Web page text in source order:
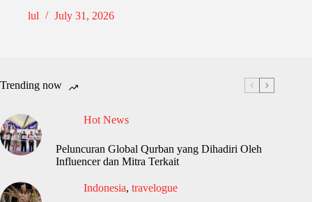
lul
July 31, 2026
Trending now
Hot News
Peluncuran Global Qurban yang Dihadiri Oleh
Influencer dan Mitra Terkait
Indonesia, travelogue